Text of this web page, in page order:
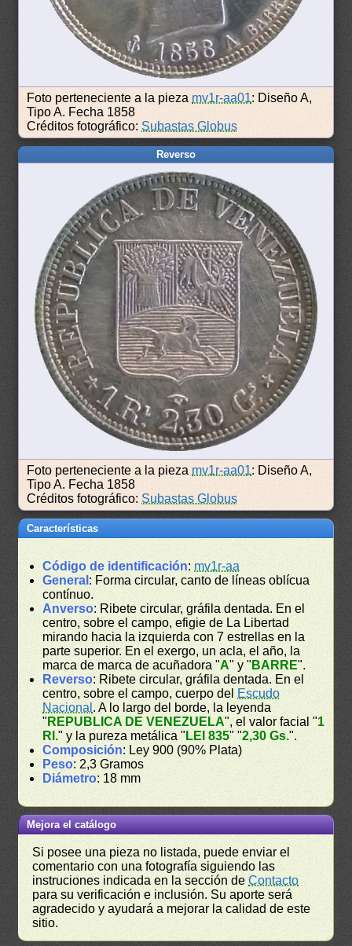
Foto perteneciente a la pieza mv1r-aa01: Diseño A,
Tipo A. Fecha 1858
Créditos fotográfico:Subastas Globus
Reverso
Foto perteneciente a la pieza mv1r-aa01: Diseño A,
Tipo A. Fecha 1858
Créditos fotográfico:Subastas Globus
Características
Código de identificación: mv1r-aa
General : Forma circular, canto de líneas oblícua
contínuo.
Anverso: Ribete circular, gráfila dentada. En el
centro, sobre el campo, efigie de La Libertad
mirando hacia la izquierda con 7 estrellas en la
parte superior. En el exergo, un acla, el año, la
marca de marca de acuñadora "A" y " BARRE".
Reverso: Ribete circular, gráfila dentada. En el
centro, sobre el campo, cuerpo del Escudo
Nacional . A lo largo del borde, la leyenda
" REPUBLICA DE VENEZUELA", el valor facial "1
Rl." y la pureza metálica " LEI 835" "2,30 Gs.".
Composición: Ley 900 (90% Plata)
Peso: 2,3 Gramos
Diámetro: 18 mm
Mejora el catálogo
Si posee una pieza no listada, puede enviar el
comentario con una fotografía siguiendo las
instruciones indicada en la sección deContacto
para su verificación e inclusión. Su aporte será
agradecido y ayudará a mejorar la calidad de este
sitio.